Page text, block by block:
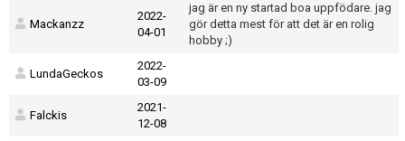
Mackanzz
2022-
04-01
jag är en ny startad boa uppfödare. jag
gör detta mest för att det är en rolig
hobby ;)
LundaGeckos
2022-
03-09
Falckis
2021-
12-08